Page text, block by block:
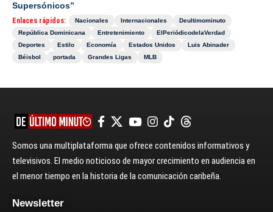
Supersónicos”
Enlaces rápidos: Nacionales Internacionales
Deultimominuto
República Dominicana
Entretenimiento
ElPeriódicodelaVerdad
Deportes
Estilo Economía Estados Unidos
Luis Abinader
Béisbol
portada Grandes Ligas MLB
Somos una multiplataforma que ofrece contenidos informativos y
televisivos. El medio noticioso de mayor crecimiento en audiencia en
el menor tiempo en la historia de la comunicación caribeña.
Newsletter